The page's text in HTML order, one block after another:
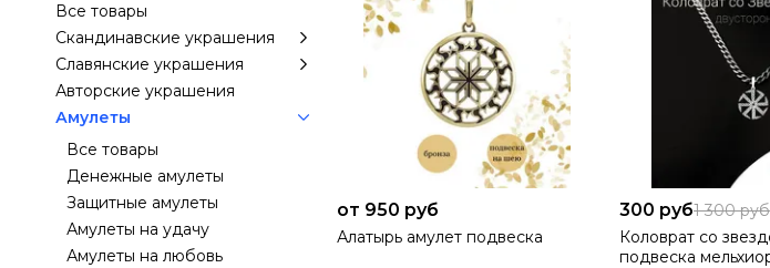
от 950 руб
Алатырь амулет подвеска
300 руб1 300 руб
Коловрат со
подвеска
Все товары
Скандинавские украшения
Славянские украшения
Авторские украшения
Амулеты
Все товары
Денежные амулеты
Защитные амулеты
Амулеты на удачу
Амулеты на любовь